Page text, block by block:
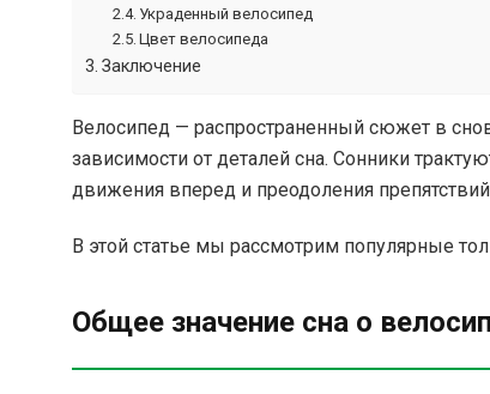
Украденный велосипед
Цвет велосипеда
Заключение
Велосипед — распространенный сюжет в
зависимости от деталей сна. Сонники
движения вперед и преодоления
В этой статье мы рассмотрим популярные
Общее значение сна о